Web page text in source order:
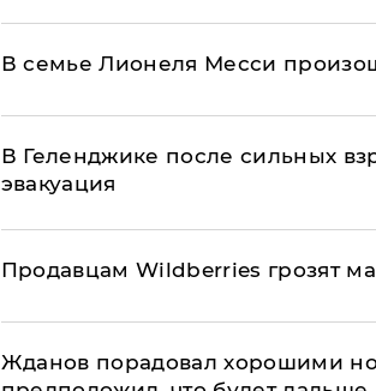
В семье Лионеля Месси
В Геленджике после сильных
эвакуация
Продавцам Wildberries грозят
Жданов порадовал хорошими